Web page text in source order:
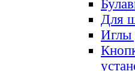
Для
Иглы